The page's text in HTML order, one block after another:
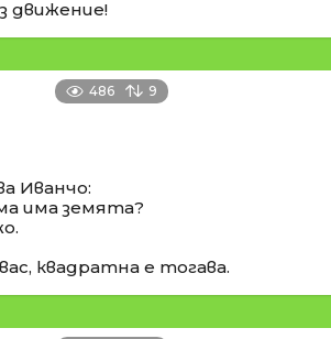
движение!
486 9
Иванчо:
има земята?
квадратна е тогава.